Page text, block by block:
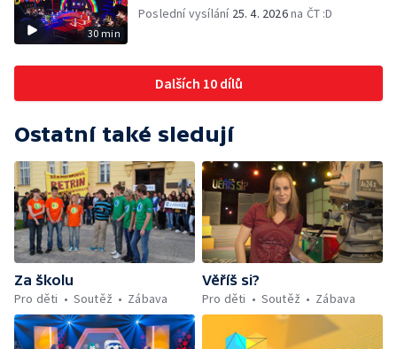
30 min
Poslední vysílání 25. 4. 2026na ČT :D
Dalších 10 dílů
Ostatní také sledují
Za školu
Pro děti
Soutěž Zábava
Věříš si?
Pro děti
Soutěž Zábava